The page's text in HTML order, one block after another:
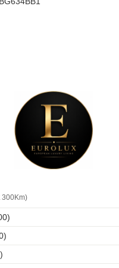
món ăn sẽ không chín
3D HotAir phân bổ nhiệt
trong khoang lò giúp
được nguyên dưỡng chất
300Km)